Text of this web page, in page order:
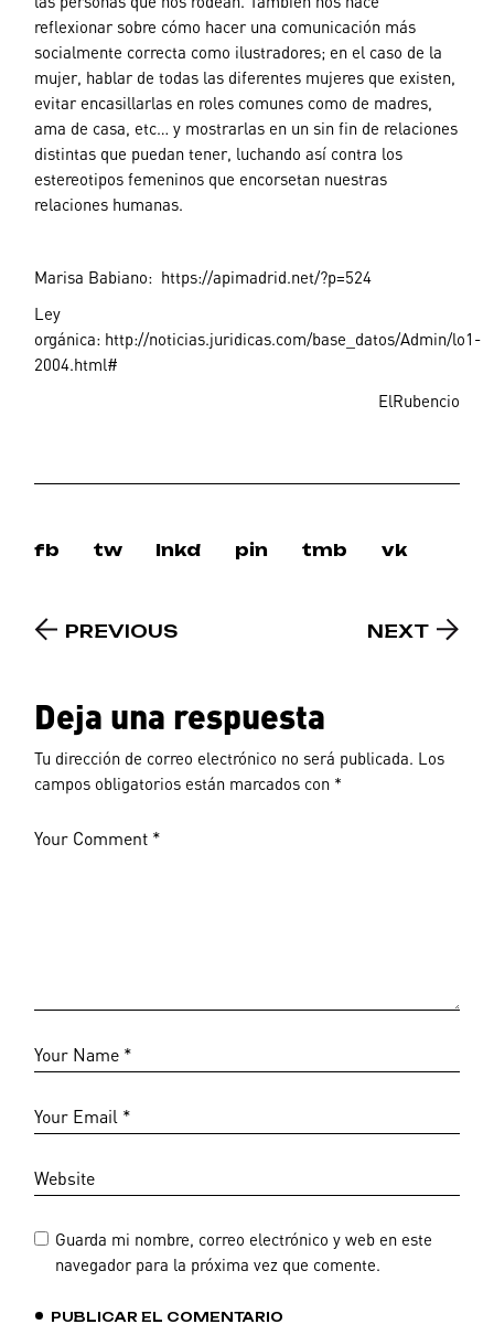
reflexionar sobre cómo hacer una comunicación más
socialmente correcta como ilustradores; en el caso de la
mujer, hablar de todas las diferentes mujeres que existen,
evitar encasillarlas en roles comunes como de madres,
ama de casa, etc… y mostrarlas en un sin fin de relaciones
distintas que puedan tener, luchando así contra los
estereotipos femeninos que encorsetan nuestras
relaciones humanas.
Marisa Babiano: https://apimadrid.net/?p=524
Ley
orgánica: http://noticias.juridicas.com/base_datos/Admin/lo1-
2004.html#
ElRubencio
fb tw lnkd pin tmb vk
PREVIOUS NEXT
Deja una respuesta
Tu dirección de correo electrónico no será publicada. Los
campos obligatorios están marcados con *
Guarda mi nombre, correo electrónico y web en este
navegador para la próxima vez que comente.
PUBLICAR EL COMENTARIO